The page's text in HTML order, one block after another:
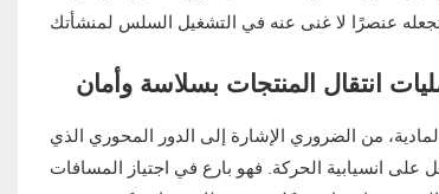
انتقال المنتجات بسلاسة وأمان
من الضروري الإشارة إلى الدور المحوري الذي
على انسيابية الحركة. فهو بارع في اجتياز المسافات